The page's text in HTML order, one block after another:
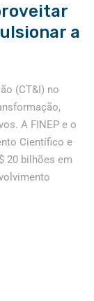
a
(CT&I) no
A FINEP e o
Científico e
20 bilhões em